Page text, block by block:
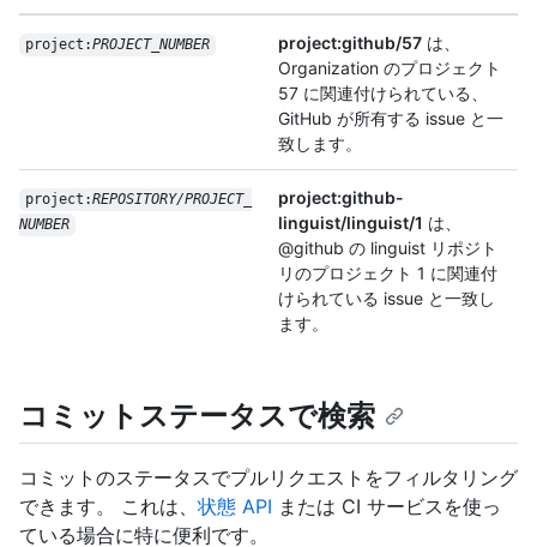
project:PROJECT_NUMBER project:github/57 は、
Organization のプロジェクト
57 に関連付けられている、
GitHub が所有する issue と一
致します。
project:REPOSITORY/PROJECT_
NUMBER
project:github-
linguist/linguist/1 は、
@github の linguist リポジト
リのプロジェクト 1 に関連付
けられている issue と一致し
ます。
コミットステータスで検索
コミットのステータスでプルリクエストをフィルタリング
できます。 これは、 状態 API または CI サービスを使っ
ている場合に特に便利です。